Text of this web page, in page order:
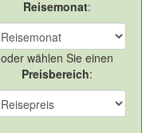
Reisemonat:
oder wählen Sie einen
Preisbereich: